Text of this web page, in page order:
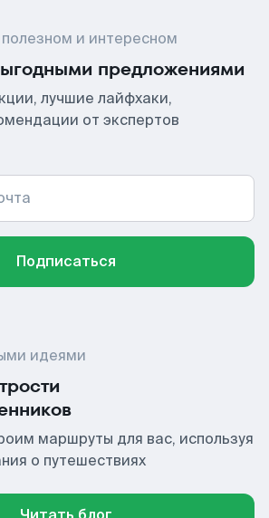
и интересном
предложениями
лучшие лайфхаки,
от экспертов
Подписаться
идеями
маршруты для вас, используя
о путешествиях